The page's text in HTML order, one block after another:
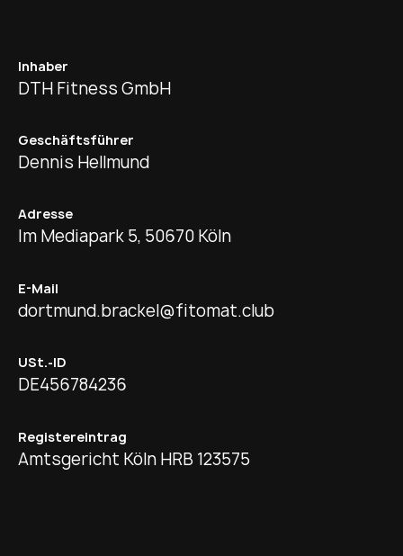
Inhaber
DTH Fitness GmbH
Geschäftsführer
Dennis Hellmund
Adresse
Im Mediapark 5, 50670 Köln
E-Mail
dortmund.brackel@fitomat.club
USt.-ID
DE456784236
Registereintrag
Amtsgericht Köln HRB 123575